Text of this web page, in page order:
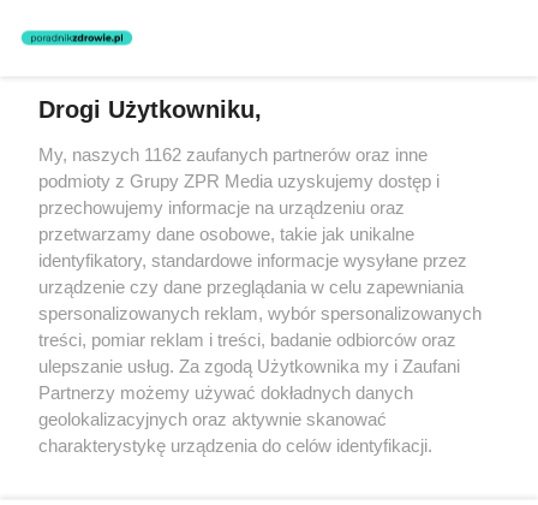
nie prowadzi działalności leczniczej polegającej na udzielaniu
świadczeń zdrowotnych w rozumieniu art. 3 ust 1 ustawy o
Żaden utwór zamieszczony w serwisie nie może być powielany i
rozpowszechniany lub dalej rozpowszechniany w jakikolwiek sposób
(w tym także elektroniczny lub mechaniczny) na jakimkolwiek polu
eksploatacji w jakiejkolwiek formie, włącznie z umieszczaniem w
Internecie bez pisemnej zgody właściciela praw. Jakiekolwiek użycie
lub wykorzystanie utworów w całości lub w części z naruszeniem
prawa, tzn. bez właściwej zgody, jest zabronione pod groźbą kary i
może być ścigane prawnie.
O nas
Drogi Użytkowniku,
My, naszych 1162 zaufanych partnerów oraz inne
podmioty z Grupy ZPR Media uzyskujemy dostęp i
przechowujemy informacje na urządzeniu oraz
przetwarzamy dane osobowe, takie jak unikalne
identyfikatory, standardowe informacje wysyłane przez
urządzenie czy dane przeglądania w celu zapewniania
spersonalizowanych reklam, wybór spersonalizowanych
treści, pomiar reklam i treści, badanie odbiorców oraz
ulepszanie usług. Za zgodą Użytkownika my i Zaufani
Partnerzy możemy używać dokładnych danych
geolokalizacyjnych oraz aktywnie skanować
charakterystykę urządzenia do celów identyfikacji.